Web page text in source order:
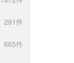
291件
665件